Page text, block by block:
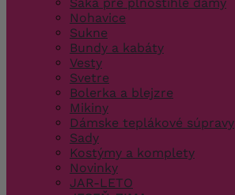
Saká pre plnoštíhle dámy
Nohavice
Sukne
Bundy a kabáty
Vesty
Svetre
Bolerka a blejzre
Mikiny
Dámske teplákové súpravy
Sady
Kostýmy a komplety
Novinky
JAR-LETO